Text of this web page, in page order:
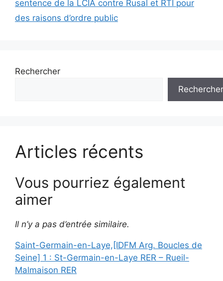
sentence de la LCIA contre Rusal et RTI pour
des raisons d’ordre public
Rechercher
Rechercher
Articles récents
Vous pourriez également
aimer
Il n’y a pas d’entrée similaire.
Saint-Germain-en-Laye,[IDFM Arg. Boucles de
Seine] 1 : St-Germain-en-Laye RER – Rueil-
Malmaison RER